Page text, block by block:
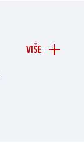
VIŠE